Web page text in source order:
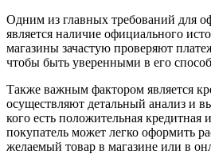
Одним из главных требований для
является наличие официального
магазины зачастую проверяют
чтобы быть уверенными в его
Также важным фактором является
осуществляют детальный анализ и
кого есть положительная кредитная
покупатель может легко оформить
желаемый товар в магазине или в